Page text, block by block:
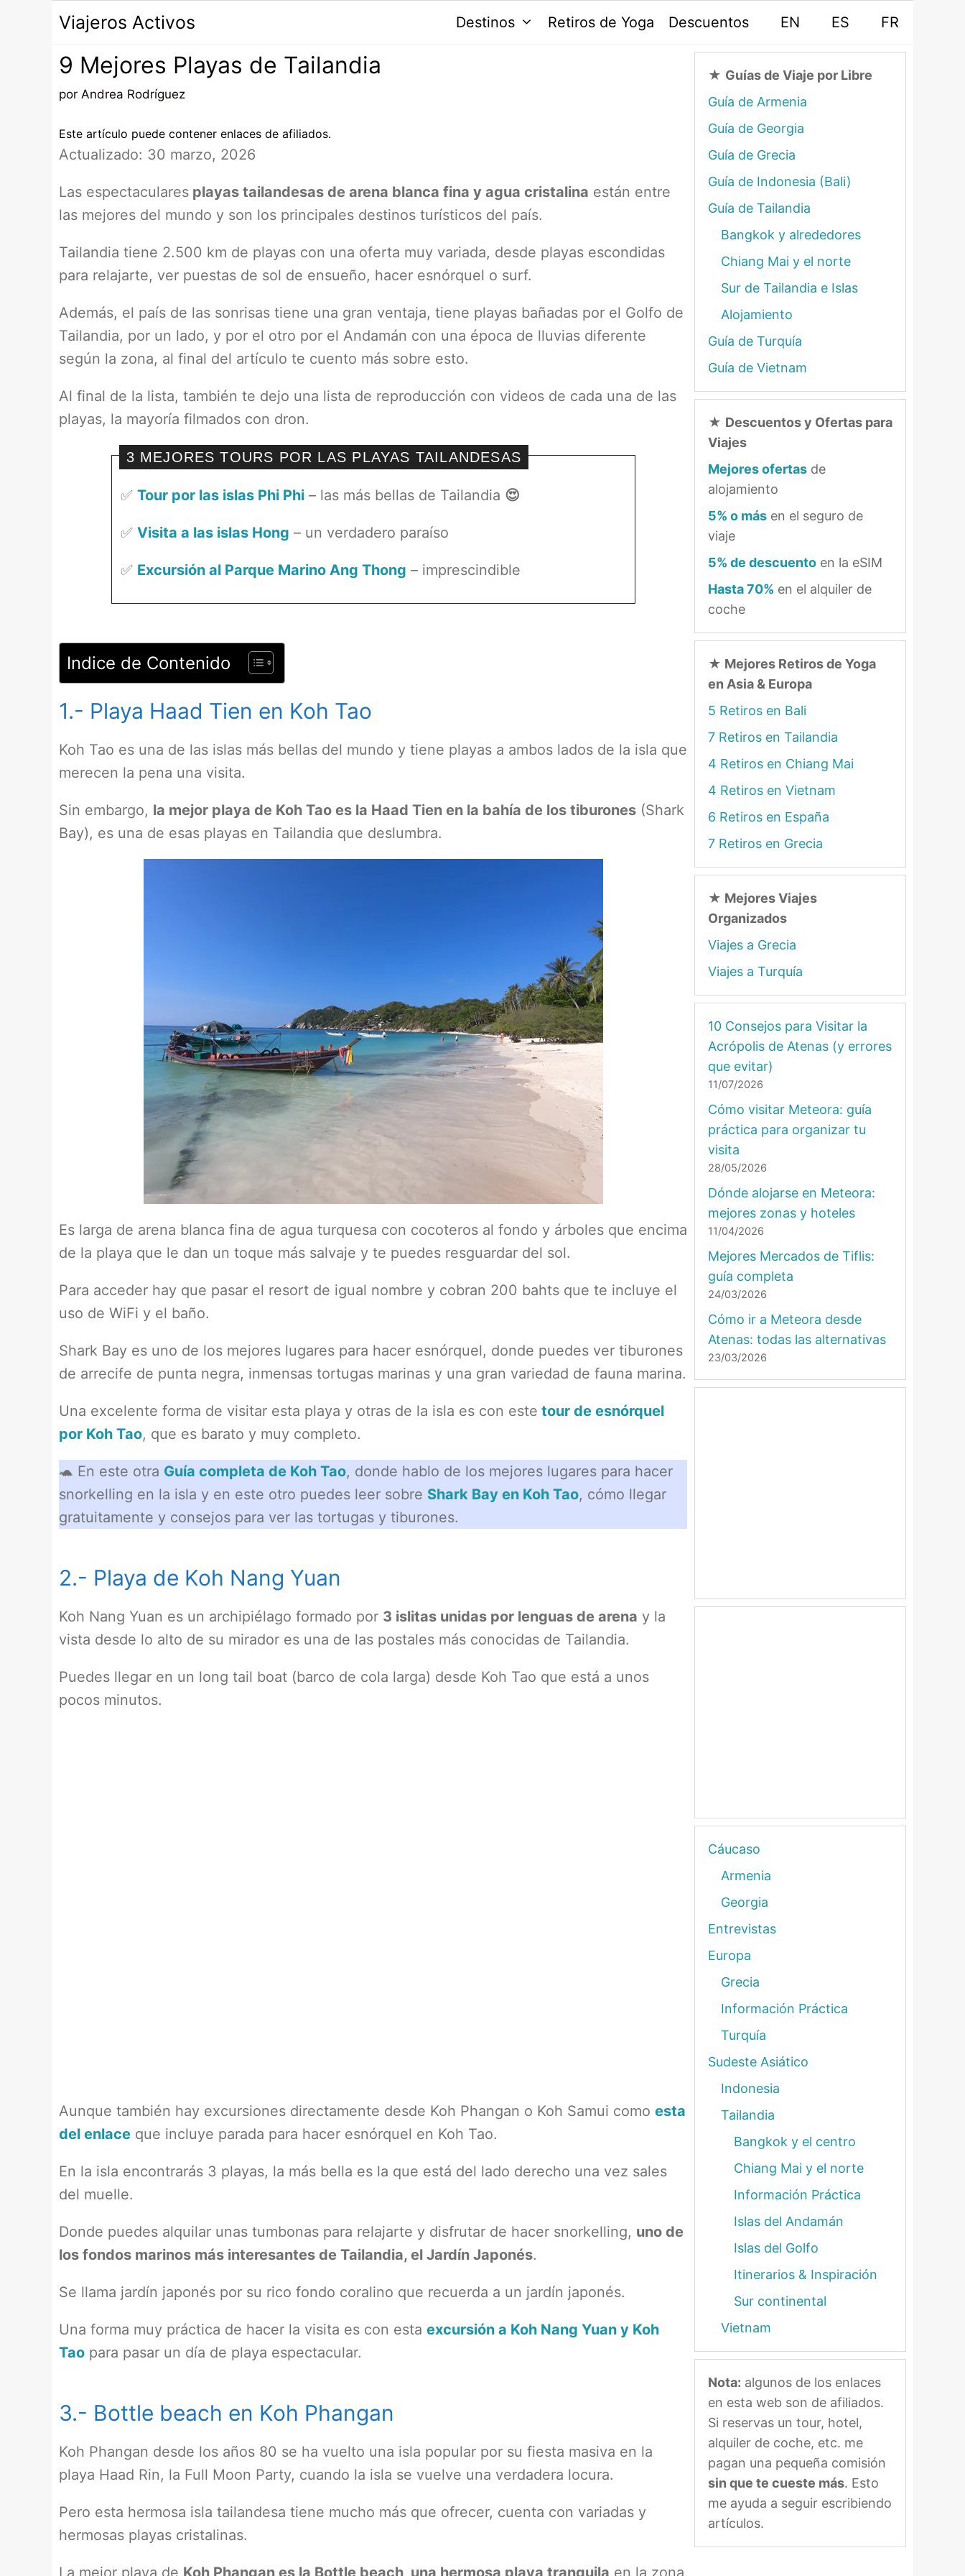
contenido
Viajeros Activos Destinos Retiros de Yoga Descuentos EN ES FR
9 Mejores Playas de Tailandia
por Andrea Rodríguez
Este artículo puede contener enlaces de afiliados.
Actualizado: 30 marzo, 2026
Las espectaculares playas tailandesas de arena blanca fina y agua cristalina están entre
las mejores del mundo y son los principales destinos turísticos del país.
Tailandia tiene 2.500 km de playas con una oferta muy variada, desde playas escondidas
para relajarte, ver puestas de sol de ensueño, hacer esnórquel o surf.
Además, el país de las sonrisas tiene una gran ventaja, tiene playas bañadas por el Golfo de
Tailandia, por un lado, y por el otro por el Andamán con una época de lluvias diferente
según la zona, al final del artículo te cuento más sobre esto.
Al final de la lista, también te dejo una lista de reproducción con videos de cada una de las
playas, la mayoría filmados con dron.
3 MEJORES TOURS POR LAS PLAYAS TAILANDESAS
✅ Tour por las islas Phi Phi– las más bellas de Tailandia 😍
✅ Visita a las islas Hong – un verdadero paraíso
✅ Excursión al Parque Marino Ang Thong – imprescindible
Indice de Contenido
1.- Playa Haad Tien en Koh Tao
Koh Tao es una de las islas más bellas del mundo y tiene playas a ambos lados de la isla que
merecen la pena una visita.
Sin embargo, la mejor playa de Koh Tao es la Haad Tien en la bahía de los tiburones (Shark
Bay), es una de esas playas en Tailandia que deslumbra.
Es larga de arena blanca fina de agua turquesa con cocoteros al fondo y árboles que encima
de la playa que le dan un toque más salvaje y te puedes resguardar del sol.
Para acceder hay que pasar el resort de igual nombre y cobran 200 bahts que te incluye el
uso de WiFi y el baño.
Shark Bay es uno de los mejores lugares para hacer esnórquel, donde puedes ver tiburones
de arrecife de punta negra, inmensas tortugas marinas y una gran variedad de fauna marina.
Una excelente forma de visitar esta playa y otras de la isla es con este tour de esnórquel
por Koh Tao, que es barato y muy completo.
🐢 En este otra Guía completa de Koh Tao, donde hablo de los mejores lugares para hacer
snorkelling en la isla y en este otro puedes leer sobre Shark Bay en Koh Tao, cómo llegar
gratuitamente y consejos para ver las tortugas y tiburones.
2.- Playa de Koh Nang Yuan
Koh Nang Yuan es un archipiélago formado por 3 islitas unidas por lenguas de arena y la
vista desde lo alto de su mirador es una de las postales más conocidas de Tailandia.
Puedes llegar en un long tail boat (barco de cola larga) desde Koh Tao que está a unos
pocos minutos.
Aunque también hay excursiones directamente desde Koh Phangan o Koh Samui como esta
del enlace que incluye parada para hacer esnórquel en Koh Tao.
En la isla encontrarás 3 playas, la más bella es la que está del lado derecho una vez sales
del muelle.
Donde puedes alquilar unas tumbonas para relajarte y disfrutar de hacer snorkelling, uno de
los fondos marinos más interesantes de Tailandia, el Jardín Japonés.
Se llama jardín japonés por su rico fondo coralino que recuerda a un jardín japonés.
Una forma muy práctica de hacer la visita es con esta excursión a Koh Nang Yuan y Koh
Tao para pasar un día de playa espectacular.
3.- Bottle beach en Koh Phangan
Koh Phangan desde los años 80 se ha vuelto una isla popular por su fiesta masiva en la
playa Haad Rin, la Full Moon Party, cuando la isla se vuelve una verdadera locura.
Pero esta hermosa isla tailandesa tiene mucho más que ofrecer, cuenta con variadas y
hermosas playas cristalinas.
La mejor playa de Koh Phangan es la Bottle beach, una hermosa playa tranquila en la zona
★ Guías de Viaje por Libre
Guía de Armenia
Guía de Georgia
Guía de Grecia
Guía de Indonesia (Bali)
Guía de Tailandia
Bangkok y alrededores
Chiang Mai y el norte
Sur de Tailandia e Islas
Alojamiento
Guía de Turquía
Guía de Vietnam
★ Descuentos y Ofertas para
Viajes
Mejores ofertas de
alojamiento
5% o más en el seguro de
viaje
5% de descuento en la eSIM
Hasta 70% en el alquiler de
coche
★ Mejores Retiros de Yoga
en Asia & Europa
5 Retiros en Bali
7 Retiros en Tailandia
4 Retiros en Chiang Mai
4 Retiros en Vietnam
6 Retiros en España
7 Retiros en Grecia
★ Mejores Viajes
Organizados
Viajes a Grecia
Viajes a Turquía
10 Consejos para Visitar la
Acrópolis de Atenas (y errores
que evitar)
11/07/2026
Cómo visitar Meteora: guía
práctica para organizar tu
visita
28/05/2026
Dónde alojarse en Meteora:
mejores zonas y hoteles
11/04/2026
Mejores Mercados de Tiflis:
guía completa
24/03/2026
Cómo ir a Meteora desde
Atenas: todas las alternativas
23/03/2026
Cáucaso
Armenia
Georgia
Entrevistas
Europa
Grecia
Información Práctica
Turquía
Sudeste Asiático
Indonesia
Tailandia
Bangkok y el centro
Chiang Mai y el norte
Información Práctica
Islas del Andamán
Islas del Golfo
Itinerarios & Inspiración
Sur continental
Vietnam
Nota: algunos de los enlaces
en esta web son de afiliados.
Si reservas un tour, hotel,
alquiler de coche, etc. me
pagan una pequeña comisión
sin que te cueste más. Esto
me ayuda a seguir escribiendo
artículos.